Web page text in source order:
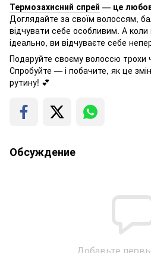
Термозахисний спрей — це любов
Доглядайте за своїм волоссям,
відчувати себе особливим. А
ідеально, ви відчуваєте себе
Подаруйте своєму волоссю трохи
Спробуйте — і побачите, як це
рутину! 💕
Обсуждение